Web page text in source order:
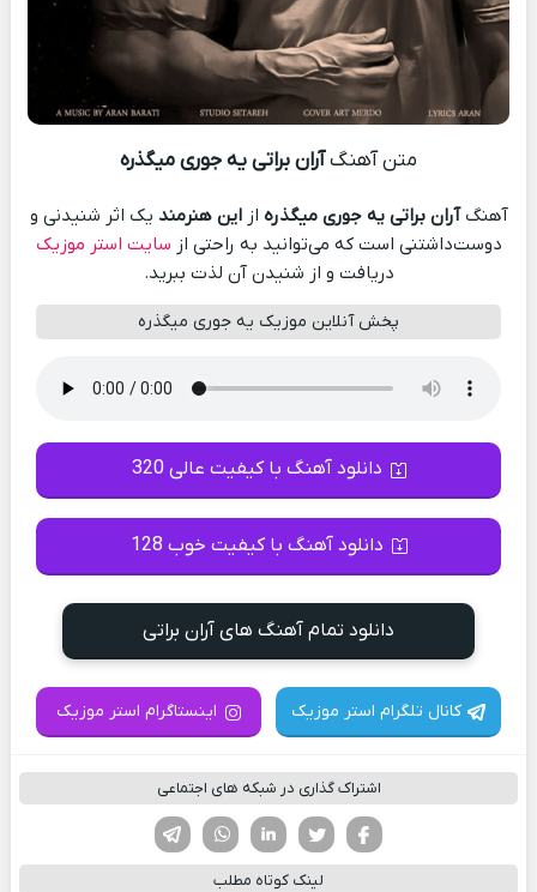
متن آهنگآران براتی یه جوری میگذره
آهنگآران براتی یه جوری میگذره ازاین هنرمند یک اثر شنیدنی و
دوست‌داشتنی است که می‌توانید به راحتی از سایت استر موزیک
دریافت و از شنیدن آن لذت ببرید.
پخش آنلاین موزیک یه جوری میگذره
دانلود آهنگ با کیفیت عالی 320
دانلود آهنگ با کیفیت خوب 128
دانلود تمام آهنگ های آران براتی
کانال تلگرام استر موزیک اینستاگرام استر موزیک
اشتراک گذاری در شبکه های اجتماعی
لینکدین تویتر
فیسوک
لینک کوتاه مطلب